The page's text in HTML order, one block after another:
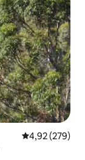
Évaluation
4,92 (279)